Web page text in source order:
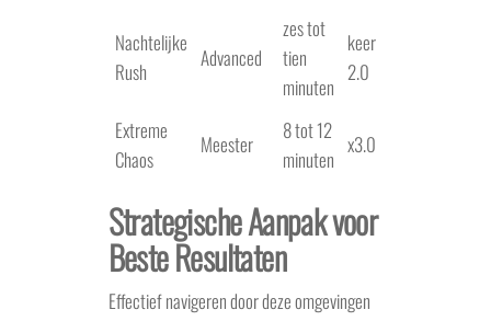
Nachtelijke
Rush
Advanced
zes tot
tien
minuten
keer
2.0
Extreme
Chaos
Meester
8 tot 12
minuten
x3.0
Strategische Aanpak voor
Beste Resultaten
Effectief navigeren door deze omgevingen